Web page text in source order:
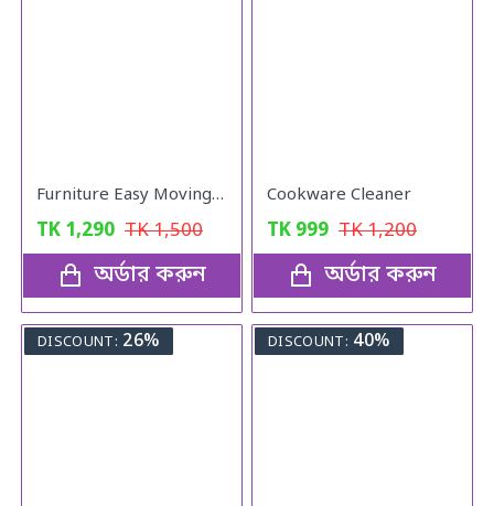
Furniture Easy Moving Tool Set, Heavy Furniture Moving & Lifting System
TK 1,290 TK1,500
অর্ডার করুন
Cookware Cleaner
TK 999 TK1,200
অর্ডার করুন
DISCOUNT: 26% DISCOUNT: 40%